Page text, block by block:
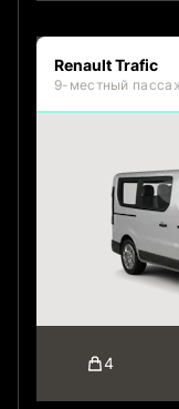
Renault Trafic
9-местный
4